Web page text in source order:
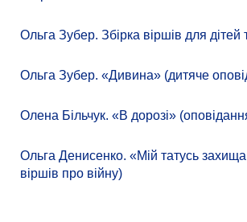
Ольга Зубер. Збірка віршів для дітей
Ольга Зубер. «Дивина» (дитяче
Олена Більчук. «В дорозі»
Ольга Денисенко. «Мій татусь захища
віршів про війну)